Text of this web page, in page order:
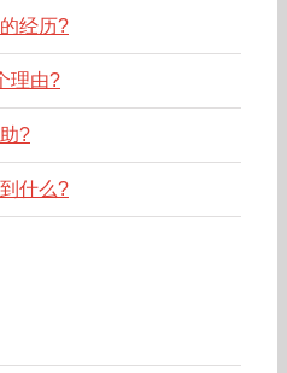
经历?
理由?
?
什么?